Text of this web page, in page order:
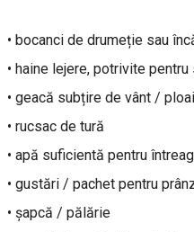
• bocanci de drumeție sau
• haine lejere, potrivite
• geacă subțire de vânt /
• rucsac de tură
• apă suficientă pentru
• gustări / pachet pentru
• șapcă / pălărie